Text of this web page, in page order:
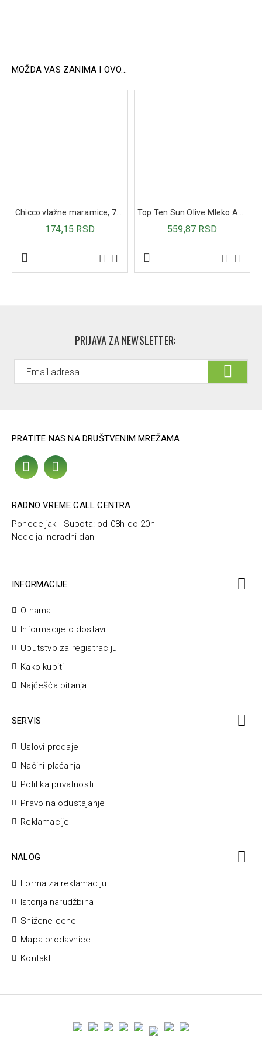
Poboljšava apsorpciju selena i dodatno pojačava
Odrasli: 1–3 tablete dnevno uz obrok.
MOŽDA VAS ZANIMA I OVO...
174,15 RSD 559,87 RSD
PRIJAVA ZA NEWSLETTER:
PRATITE NAS NA DRUŠTVENIM MREŽAMA
RADNO VREME CALL CENTRA
Ponedeljak - Subota: od 08h do 20h
Nedelja: neradni dan
INFORMACIJE
O nama
Informacije o dostavi
Uputstvo za registraciju
Kako kupiti
Najčešća pitanja
SERVIS
Uslovi prodaje
Načini plaćanja
Politika privatnosti
Pravo na odustajanje
Reklamacije
NALOG
Forma za reklamaciju
Istorija narudžbina
Snižene cene
Mapa prodavnice
Kontakt